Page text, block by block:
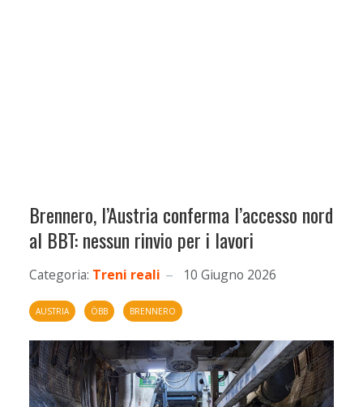
Brennero, l’Austria conferma l’accesso nord
al BBT: nessun rinvio per i lavori
Categoria: Treni reali 10 Giugno 2026
AUSTRIA ÖBB BRENNERO